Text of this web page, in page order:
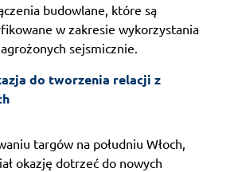
budowlane, które są
w zakresie wykorzystania
sejsmicznie.
do tworzenia relacji z
targów na południu Włoch,
okazję dotrzeć do nowych